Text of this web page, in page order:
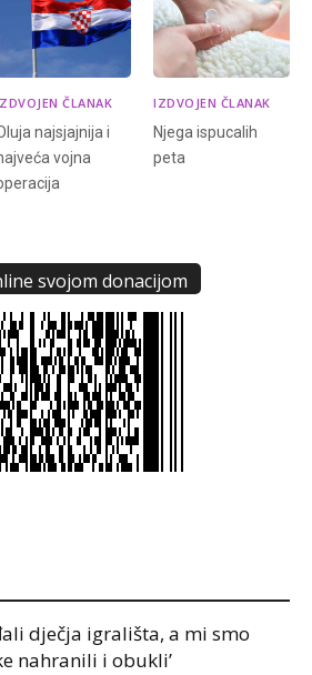
ČLANAK
najsjajnija i
vojna
IZDVOJEN ČLANAK
Njega ispucalih
peta
svojom donacijom
dječja igrališta, a mi smo
nahranili i obukli’